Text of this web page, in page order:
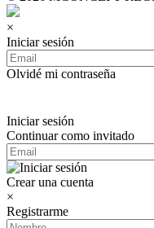
×
Iniciar sesión
Olvidé mi contraseña
Iniciar sesión
Continuar como invitado
Crear una cuenta
×
Registrarme